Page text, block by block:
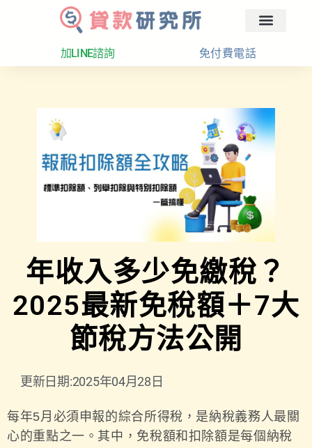
加LINE諮詢 免付費電話
年收入多少免繳稅？
2025最新免稅額＋7大
節稅方法公開
更新日期:2025年04月28日
每年5月必須申報的綜合所得稅，是納稅義務人最關
心的重點之一。其中，免稅額和扣除額是每個納稅